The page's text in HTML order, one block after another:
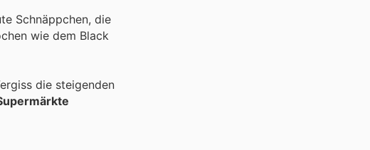
Schnäppchen, die
wie dem Black
die steigenden